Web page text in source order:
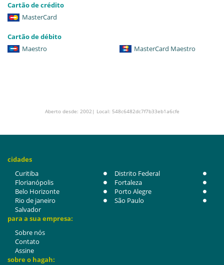
Cartão de crédito
MasterCard
Cartão de débito
Maestro
MasterCard Maestro
Aberto desde: 2002| Local: 548c6482dc7f7b33eb1a6cfe
cidades
Curitiba
Distrito Federal
Florianópolis
Fortaleza
Belo Horizonte
Porto Alegre
Rio de janeiro
São Paulo
Salvador
para a sua empresa:
Sobre nós
Contato
Assine
sobre o hagah: